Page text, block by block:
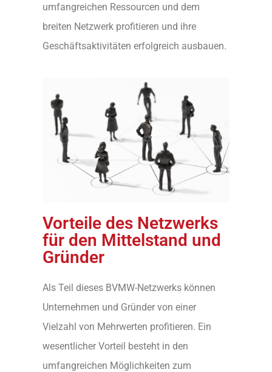
umfangreichen Ressourcen und dem
breiten Netzwerk profitieren und ihre
Geschäftsaktivitäten erfolgreich ausbauen.
Vorteile des Netzwerks
für den Mittelstand und
Gründer
Als Teil dieses BVMW-Netzwerks können
Unternehmen und Gründer von einer
Vielzahl von Mehrwerten profitieren. Ein
wesentlicher Vorteil besteht in den
umfangreichen Möglichkeiten zum